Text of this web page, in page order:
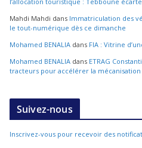
Mahdi Mahdi dans Immatriculation des
le tout-numérique dès ce dimanche
Mohamed BENALIA dans FIA : Vitrine
Mohamed BENALIA dans ETRAG
tracteurs pour accélérer la mécanisation
Suivez-nous
Inscrivez-vous pour recevoir des